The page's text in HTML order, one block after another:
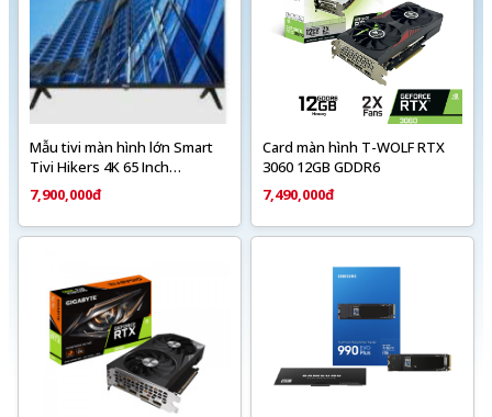
Mẫu tivi màn hình lớn Smart
Tivi Hikers 4K 65 Inch
HK65A500UA
7,900,000đ
Card màn hình T-WOLF RTX
3060 12GB GDDR6
7,490,000đ